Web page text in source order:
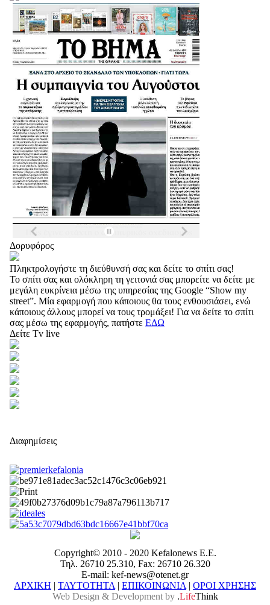
Δορυφόρος
Πληκτρολογήστε τη διεύθυνσή σας και δείτε το σπίτι σας!
Το σπίτι σας και ολόκληρη τη γειτονιά σας μπορείτε να δείτε με
μεγάλη ευκρίνεια μέσω της υπηρεσίας της Google “Show my
street”. Μία εφαρμογή που κάποιους θα τους ενθουσιάσει, ενώ
κάποιους άλλους μπορεί να τους τρομάξει! Για να δείτε το σπίτι
σας μέσω της εφαρμογής, πατήστε ΕΔΩ
Δείτε Tv live
Διαφημίσεις
Copyright© 2010 - 2020 Kefalonews Ε.E.
Τηλ. 26710 25.310, Fax: 26710 26.320
E-mail: kef-news@otenet.gr
ΑΡΧΙΚΗ | ΤΑΥΤΟΤΗΤΑ | ΕΠΙΚΟΙΝΩΝΙΑ | ΟΡΟΙ ΧΡΗΣΗΣ
Web Design & Development by .LifeThink